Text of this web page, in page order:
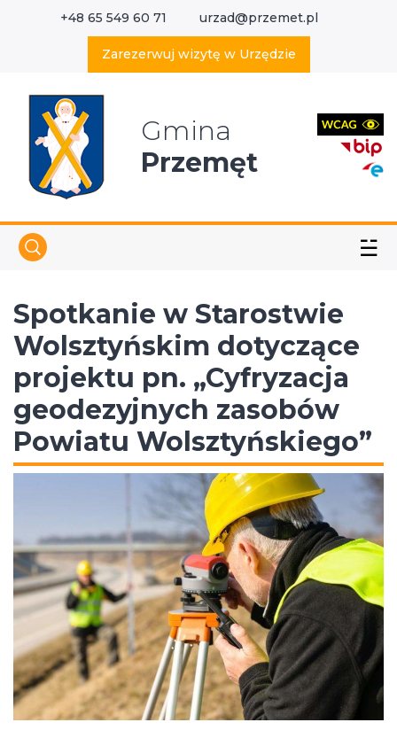
+48 65 549 60 71 urzad@przemet.pl
Zarezerwuj wizytę w Urzędzie
Gmina
Przemęt
☱
Spotkanie w Starostwie
Wolsztyńskim dotyczące
projektu pn. „Cyfryzacja
geodezyjnych zasobów
Powiatu Wolsztyńskiego”
Wyszukaj w serwisie